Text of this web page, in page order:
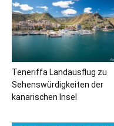
Teneriffa Landausflug zu
Sehenswürdigkeiten der
kanarischen Insel